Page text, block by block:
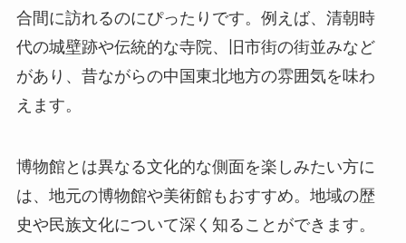
合間に訪れるのにぴったりです。例えば、清朝時
代の城壁跡や伝統的な寺院、旧市街の街並みなど
があり、昔ながらの中国東北地方の雰囲気を味わ
えます。
博物館とは異なる文化的な側面を楽しみたい方に
は、地元の博物館や美術館もおすすめ。地域の歴
史や民族文化について深く知ることができます。